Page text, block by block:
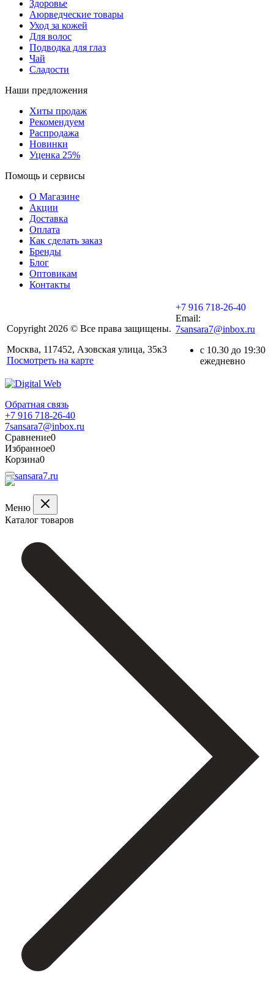
Здоровье
Аюрведческие товары
Уход за кожей
Для волос
Подводка для глаз
Чай
Сладости
Наши предложения
Хиты продаж
Рекомендуем
Распродажа
Новинки
Уценка 25%
Помощь и сервисы
О Магазине
Акции
Доставка
Оплата
Как сделать заказ
Бренды
Блог
Оптовикам
Контакты
Copyright 2026 © Все права защищены.
Москва, 117452, Азовская улица, 35к3
Посмотреть на карте
+7 916 718-26-40
Email:
7sansara7@inbox.ru
с 10.30 до 19:30
ежедневно
Обратная связь
+7 916 718-26-40
7sansara7@inbox.ru
Сравнение0
Избранное0
Корзина0
Меню
Каталог товаров